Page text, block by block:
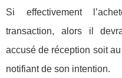
Si effectivement
transaction, alors il
accusé de réception soit
notifiant de son intention.